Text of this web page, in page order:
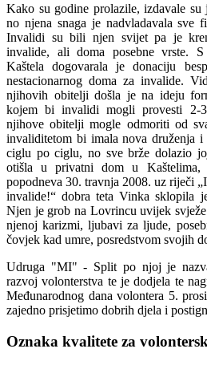
Kako su godine prolazile, izdavale su
no njena snaga je nadvladavala sve
Invalidi su bili njen svijet pa je
invalide, ali doma posebne vrste.
Kaštela dogovarala je donaciju
nestacionarnog doma za invalide.
njihovih obitelji došla je na ideju
kojem bi invalidi mogli provesti 2-
njihove obitelji mogle odmoriti od
invaliditetom bi imala nova druženja i
ciglu po ciglu, no sve brže dolazio
otišla u privatni dom u
popodneva 30. travnja 2008. uz riječi
invalide!“ dobra teta Vinka sklopila
Njen je grob na Lovrincu uvijek
njenoj karizmi, ljubavi za ljude,
čovjek kad umre, posredstvom svojih
Udruga "MI" - Split po njoj je
razvoj volonterstva te je dodjela te
Međunarodnog dana volontera 5.
zajedno prisjetimo dobrih djela i
Oznaka kvalitete za